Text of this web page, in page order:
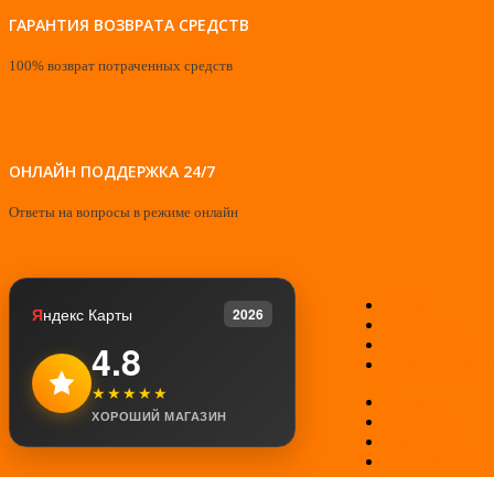
ГАРАНТИЯ ВОЗВРАТА СРЕДСТВ
100% возврат потраченных средств
ОНЛАЙН ПОДДЕРЖКА 24/7
Ответы на вопросы в режиме онлайн
Яндекс Карты 2026
4.8
★★★★★
ХОРОШИЙ МАГАЗИН